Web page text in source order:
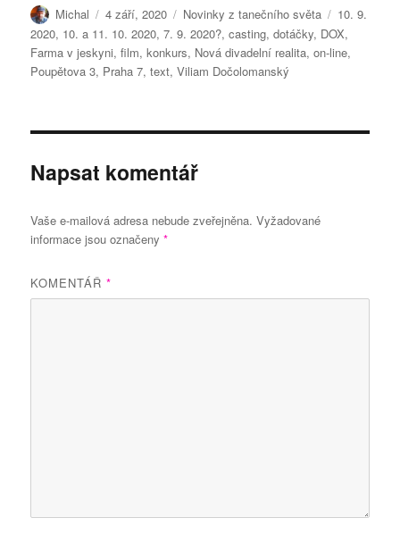
Autor:
Michal Publikováno:
4 září, 2020 Rubriky:
Novinky z tanečního světa Štítky:
10. 9.
2020, 10. a 11. 10. 2020,7. 9. 2020?,casting,dotáčky, DOX,
Farma v jeskyni,film,konkurs, Nová divadelní realita,on-line,
Poupětova 3, Praha 7,text,Viliam Dočolomanský
Napsat komentář
Vaše e-mailová adresa nebude zveřejněna. Vyžadované
informace jsou označeny*
KOMENTÁŘ*